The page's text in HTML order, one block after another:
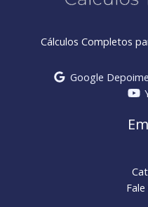
Cálculos Completos
Google